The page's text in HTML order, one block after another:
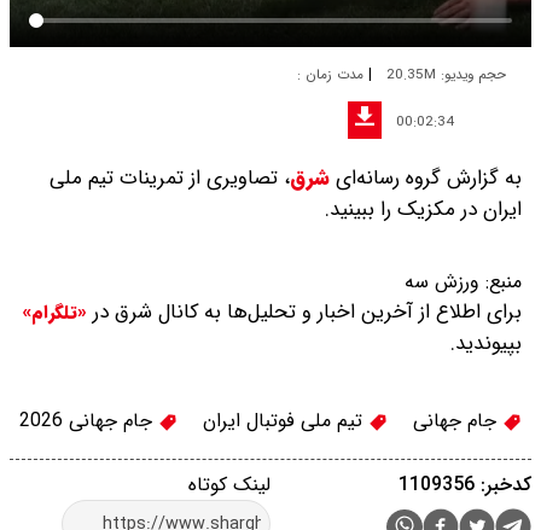
حجم ویدیو: 20.35M |مدت زمان :
00:02:34
به گزارش گروه رسانه‌ایشرق، تصاویری از تمرینات تیم ملی
ایران در مکزیک را ببینید.
منبع: ورزش سه
برای اطلاع از آخرین اخبار و تحلیل‌ها به کانال شرق در «تلگرام»
بپیوندید.
جام جهانی تیم ملی فوتبال ایران جام جهانی 2026
لینک کوتاه کدخبر: 1109356